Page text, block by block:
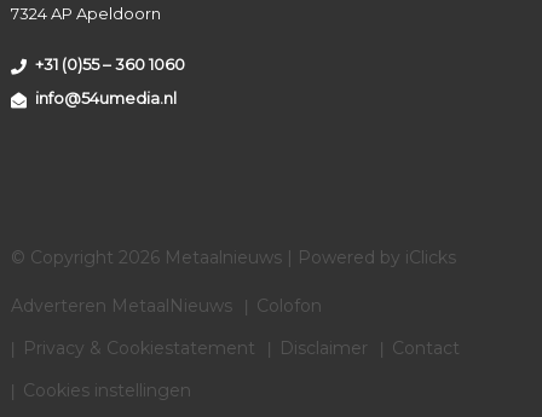
7324 AP Apeldoorn
+31 (0)55 – 360 1060
info@54umedia.nl
© Copyright 2026 Metaalnieuws | Powered by iClicks
Adverteren MetaalNieuws
Colofon
Privacy & Cookiestatement
Disclaimer
Contact
Cookies instellingen